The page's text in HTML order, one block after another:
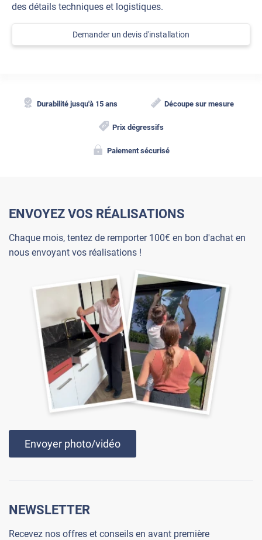
des détails techniques et logistiques.
Demander un devis d'installation
Durabilité jusqu'à 15 ans Découpe sur mesure
Prix dégressifs
Paiement sécurisé
ENVOYEZ VOS RÉALISATIONS
Chaque mois, tentez de remporter 100€ en bon d'achat en
nous envoyant vos réalisations !
Envoyer photo/vidéo
NEWSLETTER
Recevez nos offres et conseils en avant première